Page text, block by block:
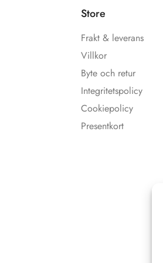
Store
Frakt & leverans
Villkor
Byte och retur
Integritetspolicy
Cookiepolicy
Presentkort